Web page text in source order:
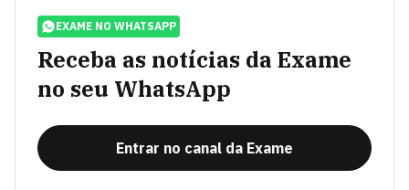
EXAME NO WHATSAPP
Receba as notícias da Exame
no seu WhatsApp
Entrar no canal da Exame